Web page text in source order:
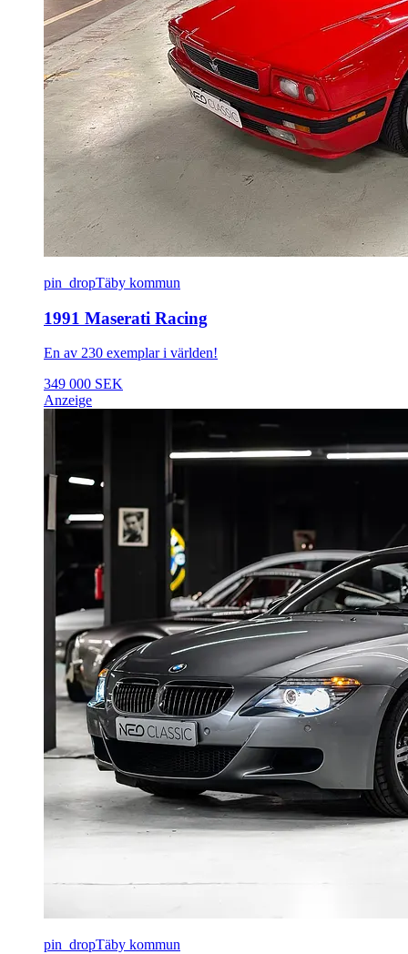
pin_dropTäby kommun
1991 Maserati Racing
En av 230 exemplar i världen!
349 000 SEK
Anzeige
pin_dropTäby kommun